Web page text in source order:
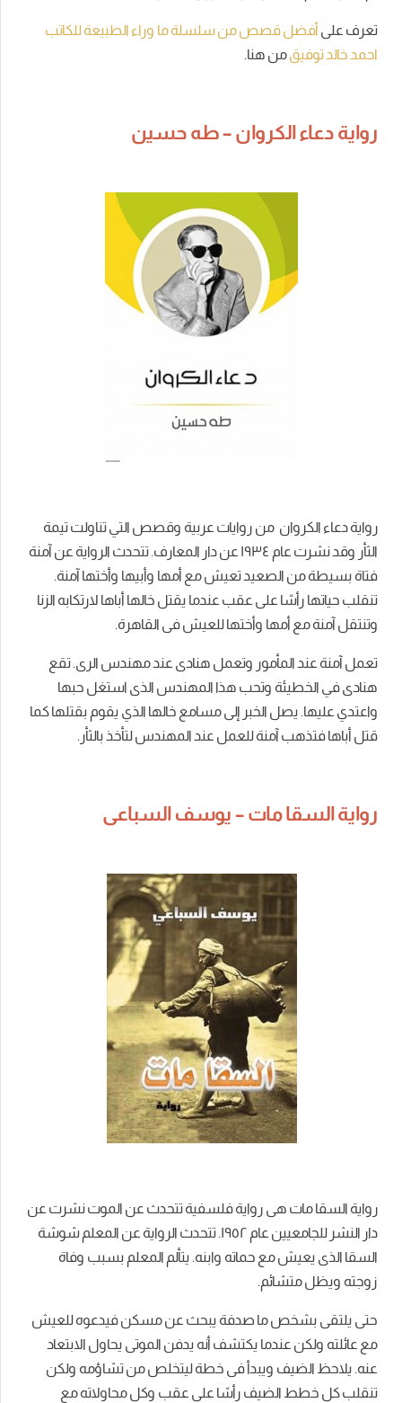
تعرف على أفضل قصص من سلسلة ما وراء الطبيعة للكاتب
احمد خالد توفيقمن هنا.
رواية دعاء الكروان – طه حسين
رواية دعاء الكروان من روايات عربية وقصص التيتناولت تيمة
الثأر وقد نشرت عام ١٩٣٤ عن دار المعارف. تتحدث الرواية عن آمنة
فتاة بسيطة من الصعيد تعيش مع أمها وأبيها وأختها آمنة.
تنقلب حياتها رأسًا على عقب عندما يقتل خالها أباها لارتكابه الزنا
وتنتقل آمنة مع أمها وأختها للعيش فى القاهرة.
تعمل آمنة عند المأمور وتعمل هنادى عند مهندس الرى. تقع
هنادى في الخطيئة وتحب هذا المهندس الذى استغل حبها
واعتدي عليها. يصل الخبر إلى مسامع خالها الذي يقوم بقتلها كما
قتل أباها فتذهب آمنة للعمل عند المهندس لتأخذ بالثأر.
رواية السقا مات – يوسف السباعى
رواية السقا مات هى رواية فلسفية تتحدث عن الموت نشرت عن
دار النشر للجامعيين عام ١٩٥٢. تتحدث الرواية عن المعلم شوشة
السقا الذى يعيش مع حماته وابنه. يتألم المعلم بسبب وفاة
زوجته ويظل متشائم.
حتى يلتقى بشخص ما صدفة يبحث عن مسكن فيدعوه للعيش
مع عائلته ولكن عندما يكتشف أنه يدفن الموتى يحاول الابتعاد
عنه. يلاحظ الضيف ويبدأ فى خطة ليتخلص من تشاؤمه ولكن
تنقلب كل خطط الضيف رأسًا على عقب وكل محاولاته مع